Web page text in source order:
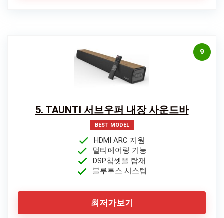
9
5. TAUNTI 서브우퍼 내장 사운드바
BEST MODEL
HDMI ARC 지원
멀티페어링 기능
DSP칩셋을 탑재
블루투스 시스템
최저가보기